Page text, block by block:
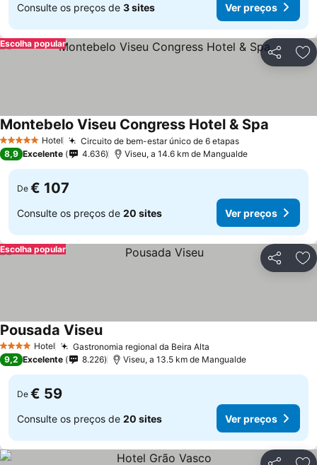
Consulte os preços de 3 sites Ver preços
Partilhar
Escolha popular
5 Estrelas Hotel Circuito de bem-estar único de 6 etapas
Montebelo Viseu Congress Hotel & Spa
8,9 Excelente 4.636 Viseu, a 14.6 km de Mangualde
De € 107
Consulte os preços de 20 sites Ver preços
Partilhar
Escolha popular
4 EstrelasHotel Gastronomia regional da Beira Alta
Pousada Viseu
9,2 Excelente 8.226 Viseu, a 13.5 km de Mangualde
De € 59
Consulte os preços de 20 sites Ver preços